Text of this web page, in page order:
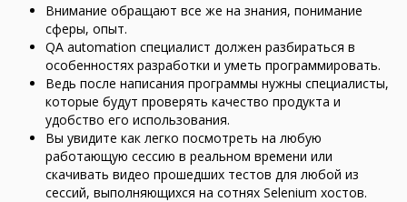
Внимание обращают все же на знания, понимание
сферы, опыт.
QA automation специалист должен разбираться в
особенностях разработки и уметь программировать.
Ведь после написания программы нужны специалисты,
которые будут проверять качество продукта и
удобство его использования.
Вы увидите как легко посмотреть на любую
работающую сессию в реальном времени или
скачивать видео прошедших тестов для любой из
сессий, выполняющихся на сотнях Selenium хостов.